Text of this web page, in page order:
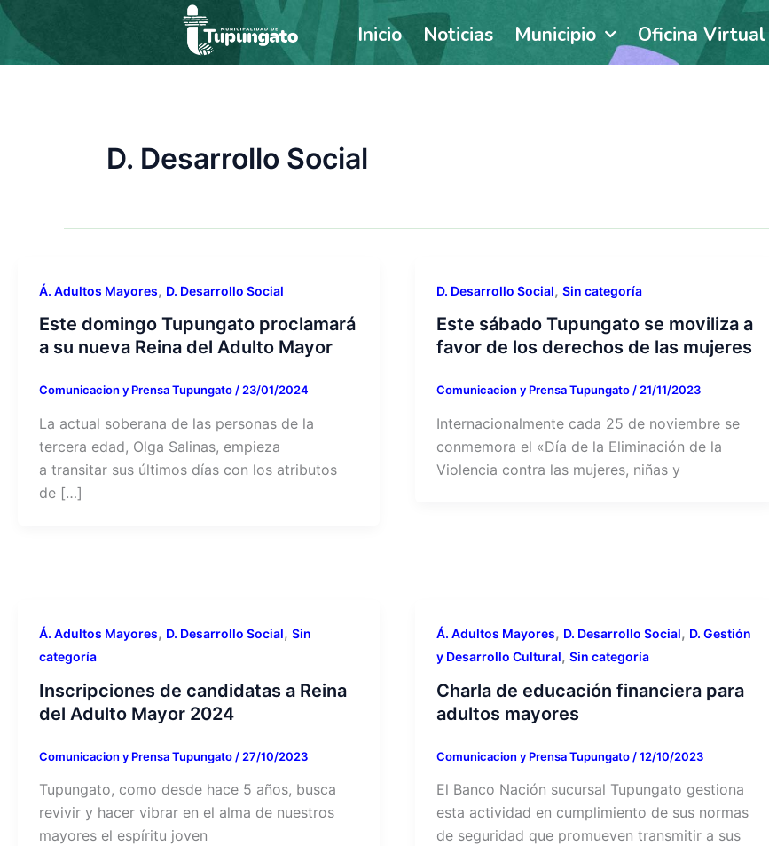
Ir
contenido
Inicio Noticias Municipio Oficina Virtual
D. Desarrollo Social
Á. Adultos Mayores, D. Desarrollo Social
Este domingo Tupungato proclamará
a su nueva Reina del Adulto Mayor
Comunicacion y Prensa Tupungato/23/01/2024
La actual soberana de las personas de la
tercera edad, Olga Salinas, empieza
a transitar sus últimos días con los atributos
de […]
D. Desarrollo Social, Sin categoría
Este sábado Tupungato se moviliza a
favor de los derechos de las mujeres
Comunicacion y Prensa Tupungato/21/11/2023
Internacionalmente cada 25 de noviembre se
conmemora el «Día de la Eliminación de la
Violencia contra las mujeres, niñas y
Á. Adultos Mayores, D. Desarrollo Social, Sin
categoría
Inscripciones de candidatas a Reina
del Adulto Mayor 2024
Comunicacion y Prensa Tupungato / 27/10/2023
Tupungato, como desde hace 5 años, busca
revivir y hacer vibrar en el alma de nuestros
mayores el espíritu joven
Á. Adultos Mayores, D. Desarrollo Social, D. Gestión
y Desarrollo Cultural, Sin categoría
Charla de educación financiera para
adultos mayores
Comunicacion y Prensa Tupungato /12/10/2023
El Banco Nación sucursal Tupungato gestiona
esta actividad en cumplimiento de sus normas
de seguridad que promueven transmitir a sus